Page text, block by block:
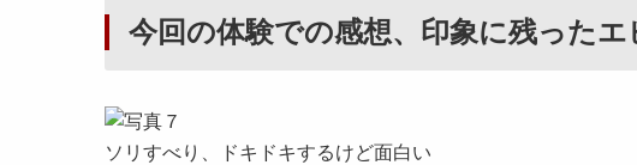
今回の体験での感想、印象に残った
ソリすべり、ドキドキするけど面白い